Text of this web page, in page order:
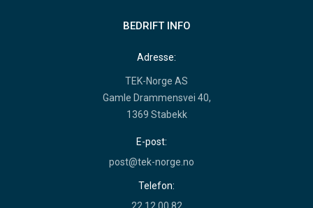
BEDRIFT INFO
Adresse:
TEK-Norge AS
Gamle Drammensvei 40,
1369 Stabekk
E-post:
post@tek-norge.no
Telefon: